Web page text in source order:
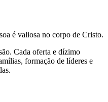
é valiosa no corpo de Cristo.
Cada oferta e dízimo
formação de líderes e